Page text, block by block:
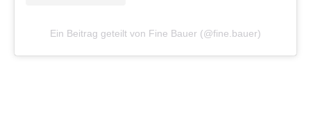
Ein Beitrag geteilt von Fine Bauer (@fine.bauer)